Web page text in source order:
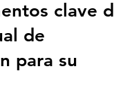
clave de
de